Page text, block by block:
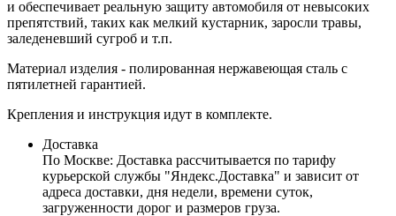
и обеспечивает реальную защиту автомобиля от невысоких
препятствий, таких как мелкий кустарник, заросли травы,
заледеневший сугроб и т.п.
Материал изделия - полированная нержавеющая сталь с
пятилетней гарантией.
Крепления и инструкция идут в комплекте.
Доставка
По Москве: Доставка рассчитывается по тарифу
курьерской службы "Яндекс.Доставка" и зависит от
адреса доставки, дня недели, времени суток,
загруженности дорог и размеров груза.